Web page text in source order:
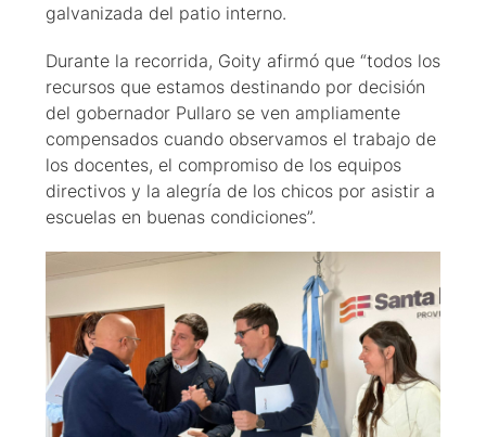
galvanizada del patio interno.
Durante la recorrida, Goity afirmó que “todos los
recursos que estamos destinando por decisión
del gobernador Pullaro se ven ampliamente
compensados cuando observamos el trabajo de
los docentes, el compromiso de los equipos
directivos y la alegría de los chicos por asistir a
escuelas en buenas condiciones”.